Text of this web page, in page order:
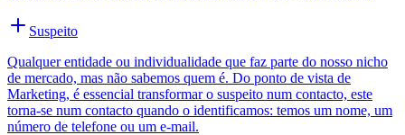
Suspeito
Qualquer entidade ou individualidade que faz parte do nosso nicho
de mercado, mas não sabemos quem é. Do ponto de vista de
Marketing, é essencial transformar o suspeito num contacto, este
torna-se num contacto quando o identificamos: temos um nome, um
número de telefone ou um e-mail.